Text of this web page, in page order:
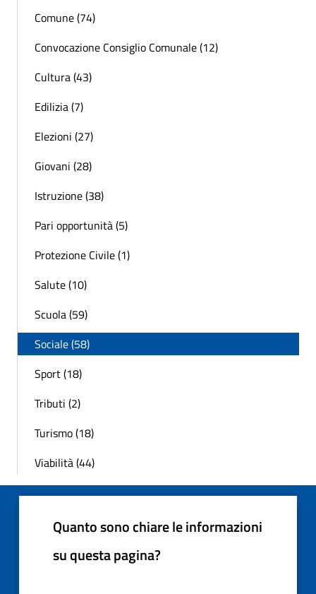
Comune (74)
Convocazione Consiglio Comunale (12)
Cultura (43)
Edilizia (7)
Elezioni (27)
Giovani (28)
Istruzione (38)
Pari opportunità (5)
Protezione Civile (1)
Salute (10)
Scuola (59)
Sociale (58)
Sport (18)
Tributi (2)
Turismo (18)
Viabilità (44)
Quanto sono chiare le informazioni
su questa pagina?